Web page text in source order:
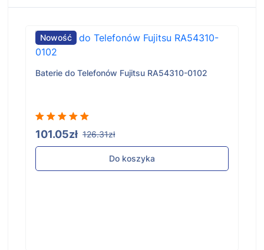
Nowość
Baterie do Telefonów Fujitsu RA54310-0102
101.05zł 126.31zł
Do koszyka